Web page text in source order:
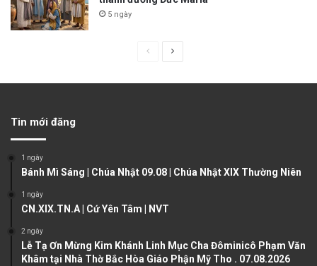
5 ngày
u
p
g
g
Tin mới đăng
1 ngày
Bánh Mì Sáng | Chúa Nhật 09.08 | Chúa Nhật XIX Thường Niên
1 ngày
CN.XIX.TN.A | Cứ Yên Tâm | NVT
2 ngày
Lễ Tạ Ơn Mừng Kim Khánh Linh Mục Cha Đôminicô Phạm Văn
Khâm tại Nhà Thờ Bắc Hòa Giáo Phận Mỹ Tho . 07.08.2026